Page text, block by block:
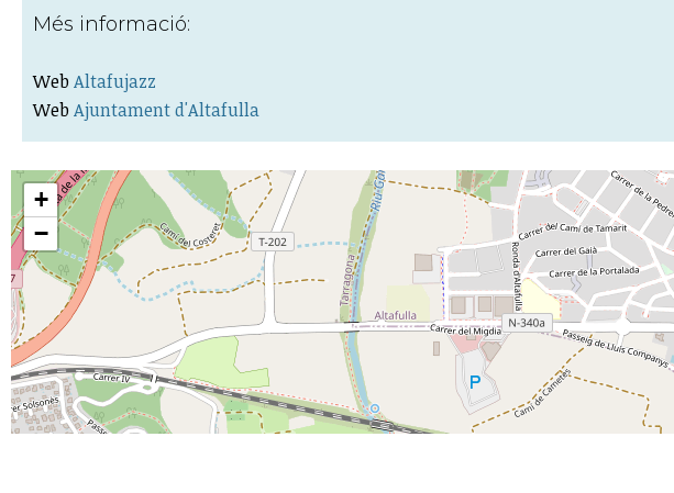
Més informació:
Web Altafujazz
Web Ajuntament d'Altafulla
+
−